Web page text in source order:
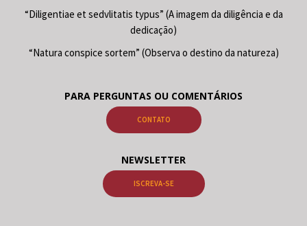
“Diligentiae et sedvlitatis typus” (A imagem da diligência e da
dedicação)
“Natura conspice sortem” (Observa o destino da natureza)
PARA PERGUNTAS OU COMENTÁRIOS
CONTATO
NEWSLETTER
ISCREVA-SE